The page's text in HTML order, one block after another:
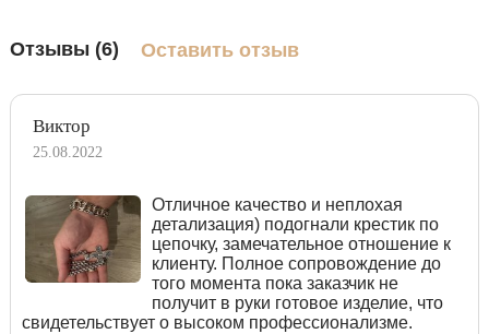
Отзывы (6) Оставить отзыв
Виктор
25.08.2022
Отличное качество и неплохая
детализация) подогнали крестик по
цепочку, замечательное отношение к
клиенту. Полное сопровождение до
того момента пока заказчик не
получит в руки готовое изделие, что
свидетельствует о высоком профессионализме.